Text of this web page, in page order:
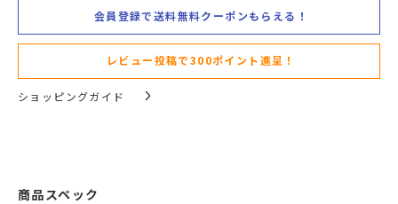
会員登録で送料無料クーポンもらえる！
レビュー投稿で300ポイント進呈！
ショッピングガイド
商品スペック